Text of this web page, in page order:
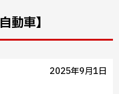
動車】
2025年9月1日